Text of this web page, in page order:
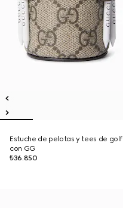
Estuche de pelotas y tees de golf
con GG
₺36.850